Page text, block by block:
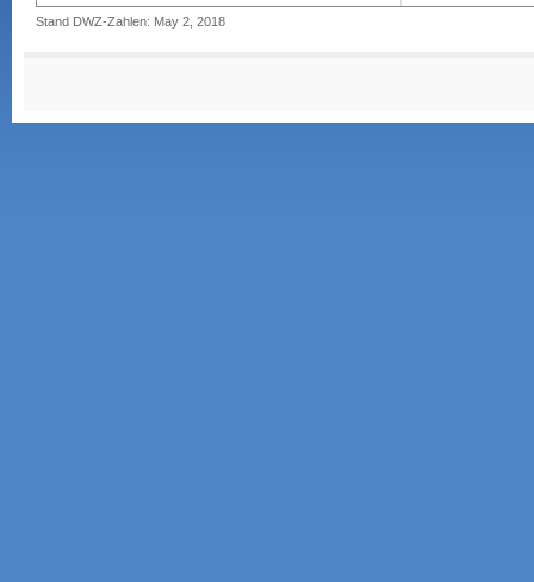
Stand DWZ-Zahlen: May 2, 2018